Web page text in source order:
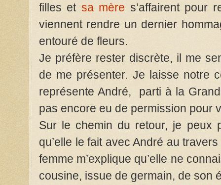
filles et sa mère s’affairent pour
viennent rendre un dernier
entouré de fleurs.
Je préfère rester discrète, il me
de me présenter. Je laisse notre
représente André, parti à la
pas encore eu de permission pour
Sur le chemin du retour, je peux
qu’elle le fait avec André au
femme m’explique qu’elle ne
cousine, issue de germain, de son